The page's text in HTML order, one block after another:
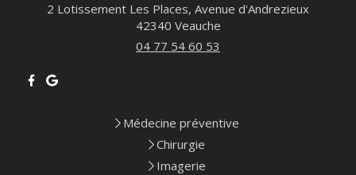
2 Lotissement Les Places, Avenue d'Andrezieux
42340 Veauche
04 77 54 60 53
Médecine préventive
Chirurgie
Imagerie